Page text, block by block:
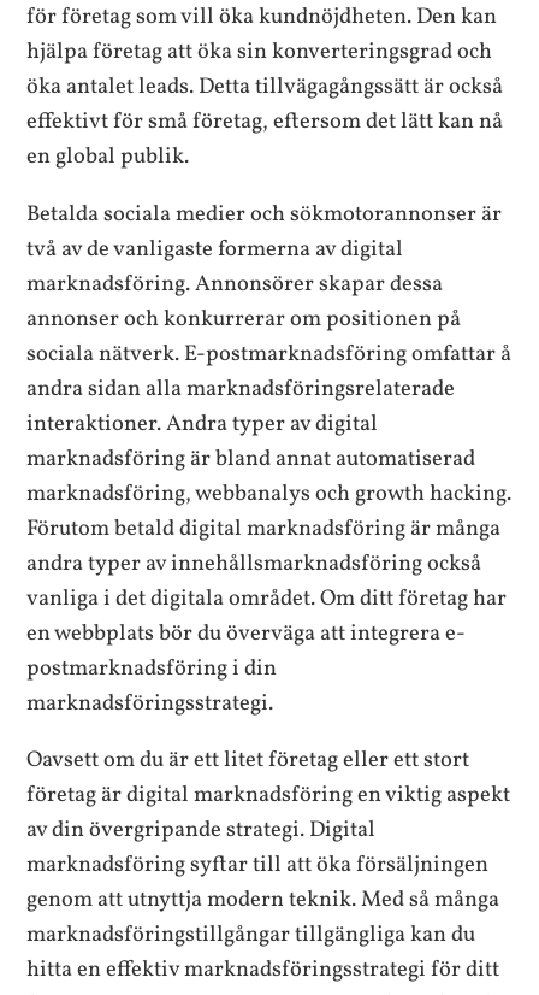
för företag som vill öka kundnöjdheten. Den kan
hjälpa företag att öka sin konverteringsgrad och
öka antalet leads. Detta tillvägagångssätt är också
effektivt för små företag, eftersom det lätt kan nå
en global publik.
Betalda sociala medier och sökmotorannonser är
två av de vanligaste formerna av digital
marknadsföring. Annonsörer skapar dessa
annonser och konkurrerar om positionen på
sociala nätverk. E-postmarknadsföring omfattar å
andra sidan alla marknadsföringsrelaterade
interaktioner. Andra typer av digital
marknadsföring är bland annat automatiserad
marknadsföring, webbanalys och growth hacking.
Förutom betald digital marknadsföring är många
andra typer av innehållsmarknadsföring också
vanliga i det digitala området. Om ditt företag har
en webbplats bör du överväga att integrera e-
postmarknadsföring i din
marknadsföringsstrategi.
Oavsett om du är ett litet företag eller ett stort
företag är digital marknadsföring en viktig aspekt
av din övergripande strategi. Digital
marknadsföring syftar till att öka försäljningen
genom att utnyttja modern teknik. Med så många
marknadsföringstillgångar tillgängliga kan du
hitta en effektiv marknadsföringsstrategi för ditt